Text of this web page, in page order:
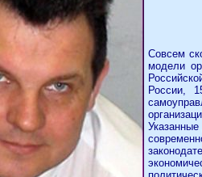
Совсем
модели
России,